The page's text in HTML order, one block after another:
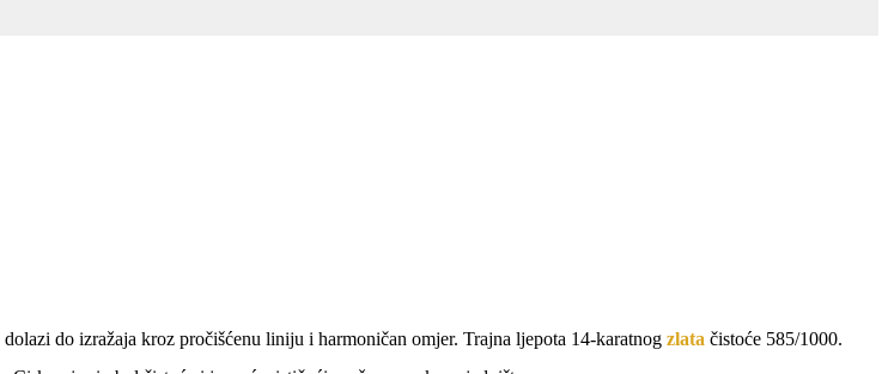
do izražaja kroz pročišćenu liniju i harmoničan omjer. Trajna ljepota 14-karatnog zlata čistoće 585/1000.